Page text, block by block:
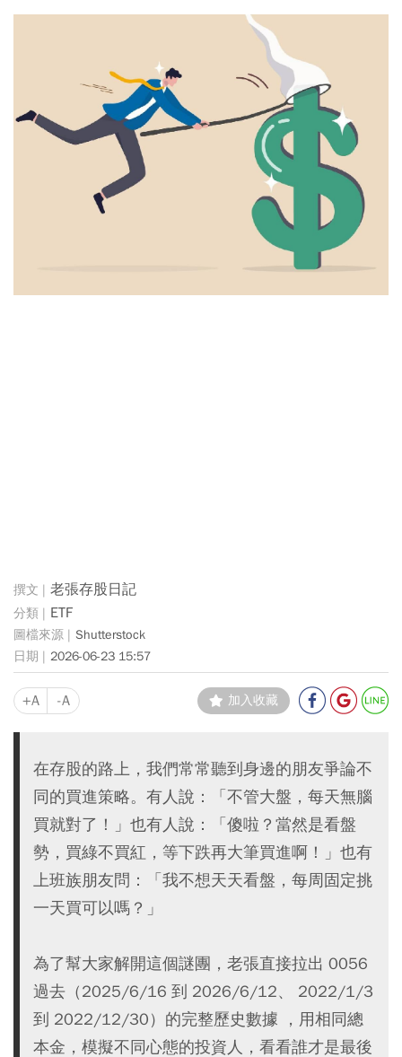
老張存股日記
ETF
Shutterstock
2026-06-23 15:57
+A -A 加入收藏
在存股的路上，我們常常聽到身邊的朋友爭論不
同的買進策略。有人說：「不管大盤，每天無腦
買就對了！」也有人說：「傻啦？當然是看盤
勢，買綠不買紅，等下跌再大筆買進啊！」也有
上班族朋友問：「我不想天天看盤，每周固定挑
一天買可以嗎？」
為了幫大家解開這個謎團，老張直接拉出 0056
過去（2025/6/16 到 2026/6/12、 2022/1/3
到 2022/12/30）的完整歷史數據 ，用相同總
本金，模擬不同心態的投資人，看看誰才是最後